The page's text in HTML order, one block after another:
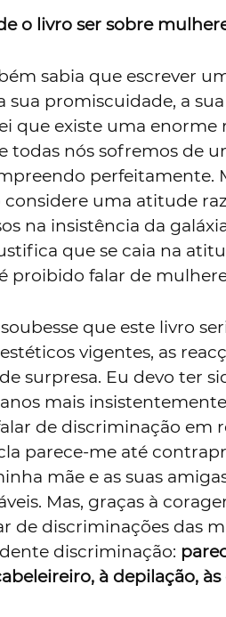
o livro ser sobre
sabia que escrever
sua promiscuidade, a
que existe uma enorme
todas nós sofremos de
perfeitamente.
uma atitude
na insistência da
que se caia na
proibido falar de
que este livro
vigentes, as
surpresa. Eu devo ter
mais
de discriminação em
parece-me até
mãe e as suas
Mas, graças à
de discriminações das
discriminação:
à depilação,